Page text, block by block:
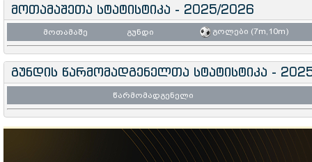
მოთამაშეთა სტატისტიკა - 2025/2026
მოთამაშე გუნდი გოლები (7m,10m)
გუნდის წარმომადგენელთა სტატისტიკა -
წარმომადგენელი